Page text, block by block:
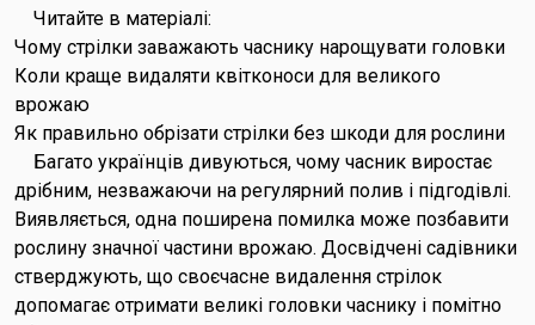
Читайте в матеріалі:
Чому стрілки заважають часнику нарощувати головки
Коли краще видаляти квітконоси для великого
врожаю
Як правильно обрізати стрілки без шкоди для рослини
Багато українців дивуються, чому часник виростає
дрібним, незважаючи на регулярний полив і підгодівлі.
Виявляється, одна поширена помилка може позбавити
рослину значної частини врожаю. Досвідчені садівники
стверджують, що своєчасне видалення стрілок
допомагає отримати великі головки часнику і помітно